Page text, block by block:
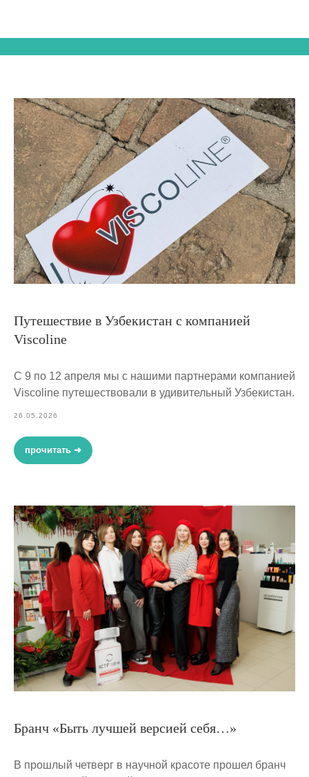
Путешествие в Узбекистан с компанией
Viscoline
С 9 по 12 апреля мы с нашими партнерами компанией
Viscoline путешествовали в удивительный Узбекистан.
26.05.2026
прочитать ➜
Бранч «Быть лучшей версией себя…»
В прошлый четверг в научной красоте прошел бранч